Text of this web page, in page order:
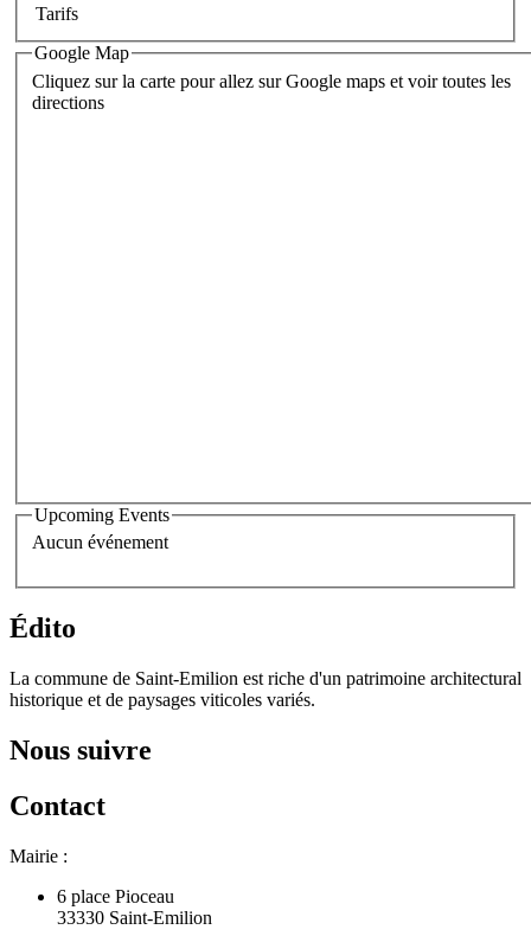
Tarifs
Google Map
Cliquez sur la carte pour allez sur Google maps et voir toutes les
directions
Upcoming Events
Aucun événement
Édito
La commune de Saint-Emilion est riche d'un patrimoine architectural
historique et de paysages viticoles variés.
Nous suivre
Contact
Mairie :
6 place Pioceau
33330 Saint-Emilion